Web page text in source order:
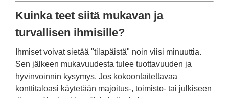
Kuinka teet siitä mukavan ja
turvallisen ihmisille?
Ihmiset voivat sietää "tilapäistä" noin viisi minuuttia.
Sen jälkeen mukavuudesta tulee tuottavuuden ja
hyvinvoinnin kysymys. Jos kokoontaitettavaa
konttitaloasi käytetään majoitus-, toimisto- tai julkiseen